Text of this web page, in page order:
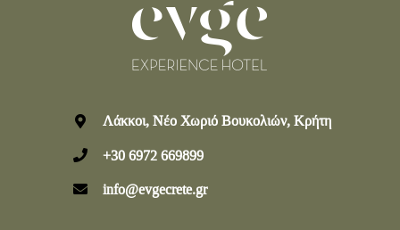
Λάκκοι, Νέο Χωριό Βουκολιών, Κρήτη
+30 6972 669899
info@evgecrete.gr